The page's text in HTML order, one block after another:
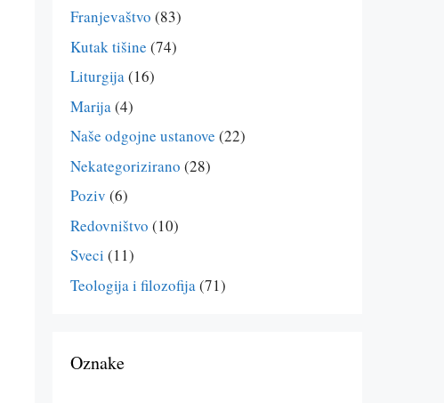
Franjevaštvo (83)
Kutak tišine (74)
Liturgija(16)
Marija(4)
Naše odgojne ustanove (22)
Nekategorizirano (28)
Poziv (6)
Redovništvo (10)
Sveci (11)
Teologija i filozofija(71)
Oznake